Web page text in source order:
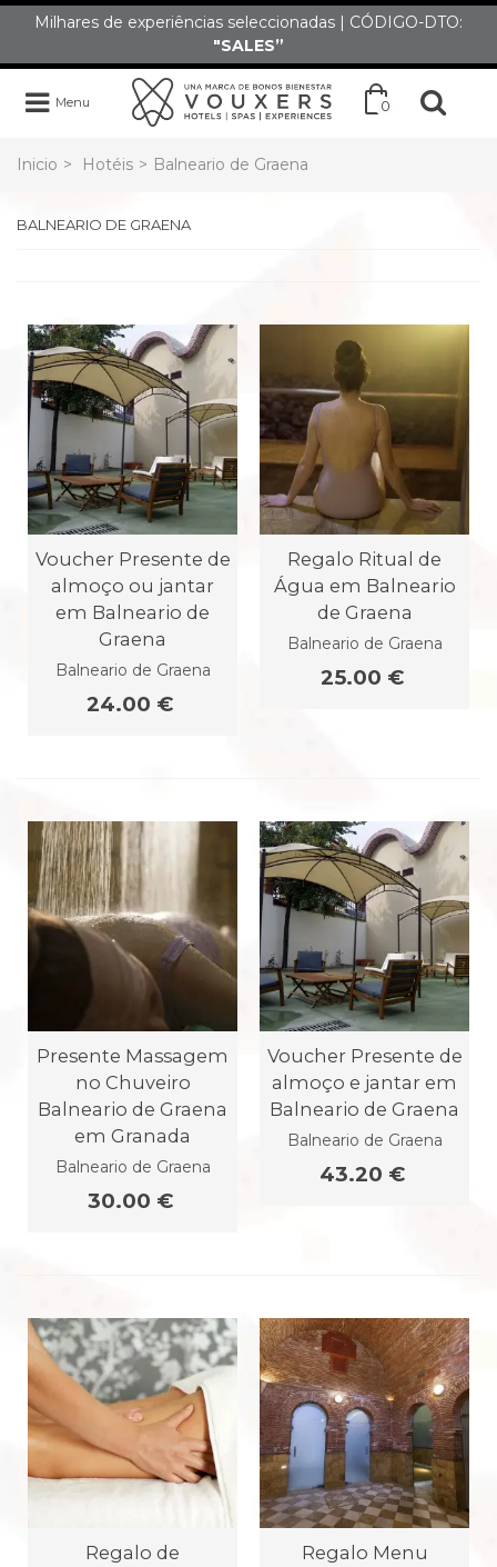
Milhares de experiências seleccionadas | CÓDIGO-DTO:
"SALES”
Menu 0
Inicio > Hotéis > Balneario de Graena
BALNEARIO DE GRAENA
Voucher Presente de
almoço ou jantar
em Balneario de
Graena
Balneario de Graena
24.00 €
Regalo Ritual de
Água em Balneario
de Graena
Balneario de Graena
25.00 €
Presente Massagem
no Chuveiro
Balneario de Graena
em Granada
Balneario de Graena
30.00 €
Voucher Presente de
almoço e jantar em
Balneario de Graena
Balneario de Graena
43.20 €
Regalo de
Regalo Menu